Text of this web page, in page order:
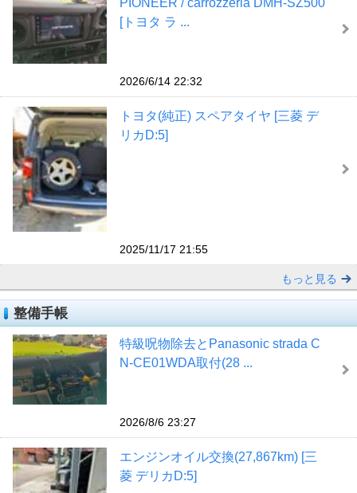
PIONEER / carrozzeria DMH-SZ500
[トヨタ ラ ...
2026/6/14 22:32
トヨタ(純正) スペアタイヤ [三菱 デ
リカD:5]
2025/11/17 21:55
もっと見る
整備手帳
特級呪物除去とPanasonic strada C
N-CE01WDA取付(28 ...
2026/8/6 23:27
エンジンオイル交換(27,867km) [三
菱 デリカD:5]